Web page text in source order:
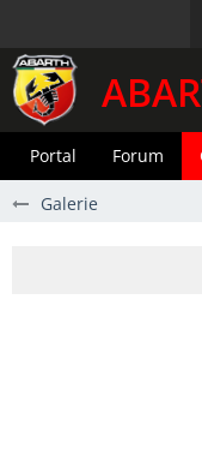
Portal Forum
Galerie